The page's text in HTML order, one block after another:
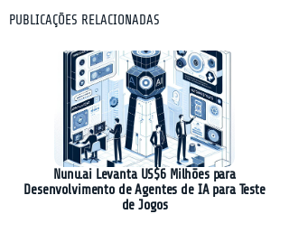
PUBLICAÇÕES RELACIONADAS
Nunu.ai Levanta US$6 Milhões para
Desenvolvimento de Agentes de IA para Teste
de Jogos